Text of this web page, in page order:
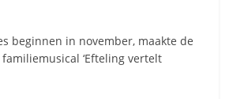
beginnen in november, maakte de
‘Efteling vertelt